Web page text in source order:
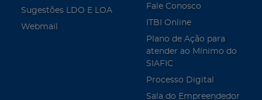
Sugestões LDO E LOA
Webmail
Fale Conosco
ITBI Online
Plano de Ação para
atender ao Mínimo do
SIAFIC
Processo Digital
Sala do Empreendedor